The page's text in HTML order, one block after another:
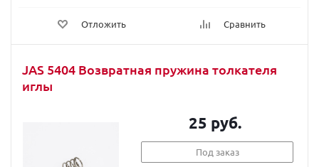
Отложить Сравнить
JAS 5404 Возвратная пружина толкателя
иглы
25 руб.
Под заказ